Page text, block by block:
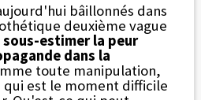
bâillonnés dans
deuxième vague
estimer la peur
dans la
toute manipulation,
est le moment difficile